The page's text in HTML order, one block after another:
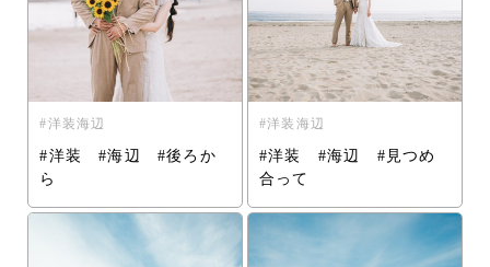
洋装海辺
#洋装 #海辺 #後ろか
ら
洋装海辺
#洋装 #海辺 #見つめ
合って